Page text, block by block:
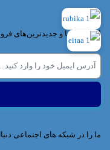
از تخفیف‌ها و جدیدترین‌های
ما را در شبکه های اجتماعی